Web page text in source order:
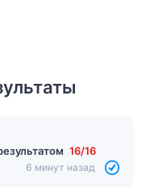
16/16
6 минут назад